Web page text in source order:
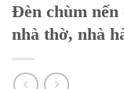
Đèn chùm
nhà thờ, nhà